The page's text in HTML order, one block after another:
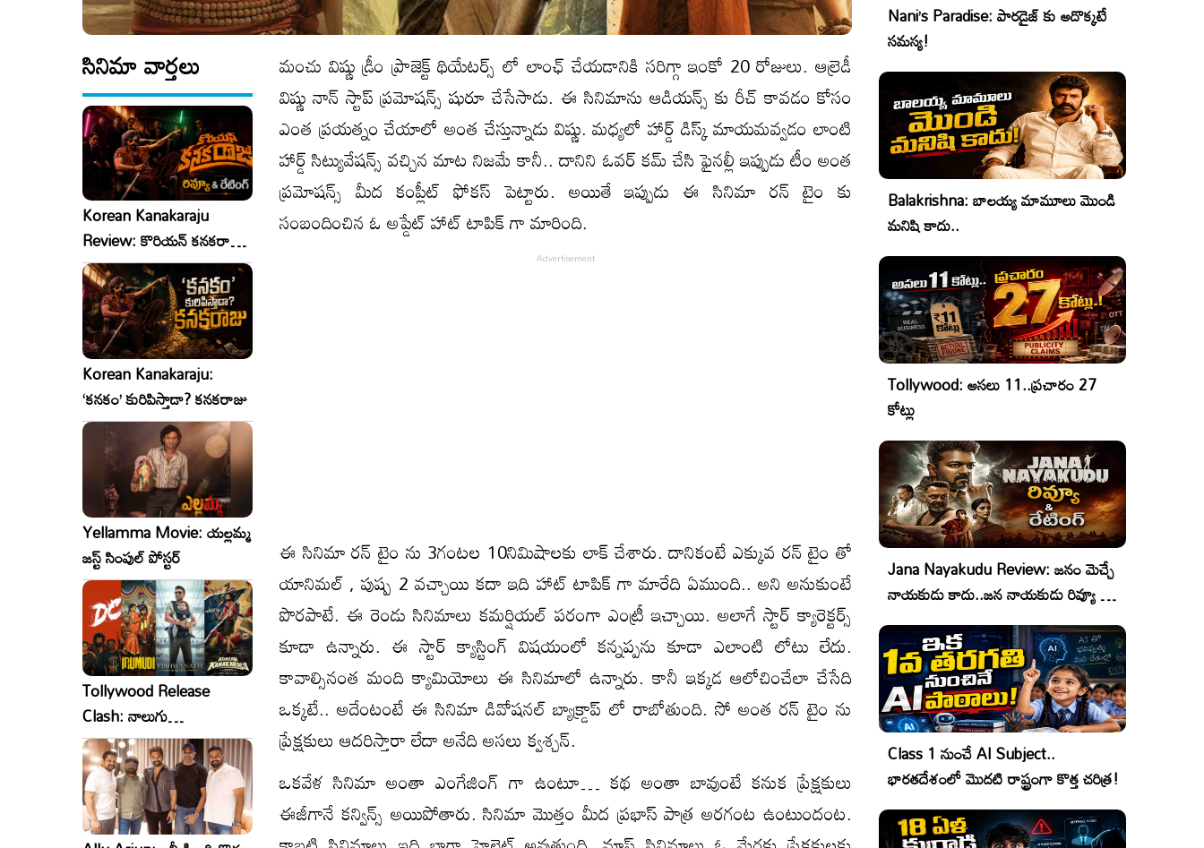
సినిమా వార్తలు
Korean Kanakaraju
Review: కొరియన్ కనకరాజు
రివ్యూ & రేటింగ్!
Korean Kanakaraju:
‘కనకం’ కురిపిస్తాడా? కనకరాజు
Yellamma Movie: యల్లమ్మ
జస్ట్ సింపుల్ పోస్టర్
Tollywood Release
Clash: నాలుగు
సినిమాలు..ఒకేసారి..ఎందుకో?
మంచు విష్ణు డ్రీం ప్రాజెక్ట్ థియేటర్స్ లో లాంఛ్ చేయడానికి సరిగ్గా ఇంకో 20 రోజులు. ఆల్రెడీ
విష్ణు నాన్ స్టాప్ ప్రమోషన్స్ షురూ చేసేసాడు. ఈ సినిమాను ఆడియన్స్ కు రీచ్ కావడం కోసం
ఎంత ప్రయత్నం చేయాలో అంత చేస్తున్నాడు విష్ణు. మధ్యలో హార్డ్ డిస్క్ మాయమవ్వడం లాంటి
హార్డ్ సిట్యువేషన్స్ వచ్చిన మాట నిజమే కానీ.. దానిని ఓవర్ కమ్ చేసి ఫైనల్లీ ఇప్పుడు టీం అంత
ప్రమోషన్స్ మీద కంప్లీట్ ఫోకస్ పెట్టారు. అయితే ఇప్పుడు ఈ సినిమా రన్ టైం కు
సంబందించిన ఓ అప్డేట్ హాట్ టాపిక్ గా మారింది.
ఈ సినిమా రన్ టైం ను 3గంటల 10నిమిషాలకు లాక్ చేశారు. దానికంటే ఎక్కువ రన్ టైం తో
యానిమల్ , పుష్ప 2 వచ్చాయి కదా ఇది హాట్ టాపిక్ గా మారేది ఏముంది.. అని అనుకుంటే
పొరపాటే. ఈ రెండు సినిమాలు కమర్షియల్ పరంగా ఎంట్రీ ఇచ్చాయి. అలాగే స్టార్ క్యారెక్టర్స్
కూడా ఉన్నారు. ఈ స్టార్ క్యాస్టింగ్ విషయంలో కన్నప్పను కూడా ఎలాంటి లోటు లేదు.
కావాల్సినంత మంది క్యామియోలు ఈ సినిమాలో ఉన్నారు. కానీ ఇక్కడ ఆలోచించేలా చేసేది
ఒక్కటే.. అదేంటంటే ఈ సినిమా డివోషనల్ బ్యాక్డ్రాప్ లో రాబోతుంది. సో అంత రన్ టైం ను
ప్రేక్షకులు ఆదరిస్తారా లేదా అనేది అసలు క్వశ్చన్.
ఒకవేళ సినిమా అంతా ఎంగేజింగ్ గా ఉంటూ… కథ అంతా బావుంటే కనుక ప్రేక్షకులు
ఈజీగానే కన్విన్స్ అయిపోతారు. సినిమా మొత్తం మీద ప్రభాస్ పాత్ర అరగంట ఉంటుందంట.
Nani’s Paradise: పారడైజ్ కు అదొక్కటే
సమస్య!
Balakrishna: బాలయ్య మామూలు మొండి
మనిషి కాదు..
Tollywood: అసలు 11..ప్రచారం 27
కోట్లు
Jana Nayakudu Review: జనం మెచ్చే
నాయకుడు కాదు..జన నాయకుడు రివ్యూ &
రేటింగ్!
Class 1 నుంచే AI Subject..
భారతదేశంలో మొదటి రాష్ట్రంగా కొత్త చరిత్ర!